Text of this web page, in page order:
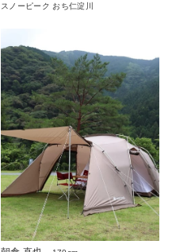
スノーピーク おち仁淀川